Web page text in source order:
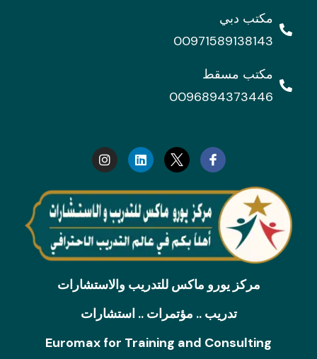
مكتب دبي
00971589138143
مكتب مسقط
0096894373446
n
k
d
i
n
s
t
g
r
a
m
مركز يورو ماكس للتدريب والاستشارات
تدريب .. مؤتمرات .. استشارات
Euromax for Training and Consulting